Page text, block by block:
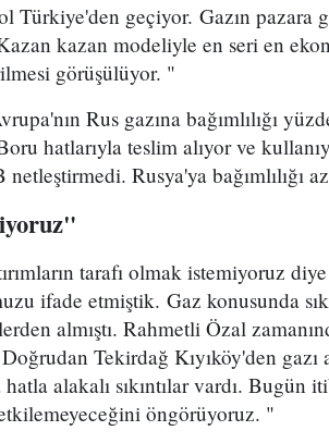
Türkiye'den geçiyor. Gazın pazara
kazan modeliyle en seri en
görüşülüyor. "
Rus gazına bağımlılığı
hatlarıyla teslim alıyor ve
Rusya'ya bağımlılığı
tarafı olmak istemiyoruz
ifade etmiştik. Gaz konusunda
almıştı. Rahmetli Özal
Tekirdağ Kıyıköy'den gazı
alakalı sıkıntılar vardı. Bugün
öngörüyoruz. "